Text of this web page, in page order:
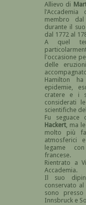
Allievo di
membro
durante il
dal 1772 al
A quel
l'occasione
delle
Hamilton
epidemie,
cratere e i
considerati
scientifiche
Fu seguace
Hackert, ma
molto più
atmosferici
legame
francese.
Rientrato a
Accademia.
Il suo
conservato
sono
Innsbruck e